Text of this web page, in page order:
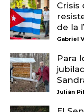
Crisis
de la
Gabriel
Para
Julián